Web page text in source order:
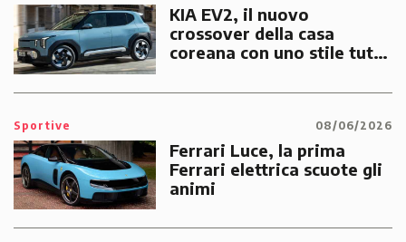
KIA EV2, il nuovo
crossover della casa
coreana con uno stile tutto
Sportive 08/06/2026
Ferrari Luce, la prima
Ferrari elettrica scuote gli
animi